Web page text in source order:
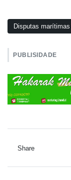
Disputas
PUBLISIDADE
Share